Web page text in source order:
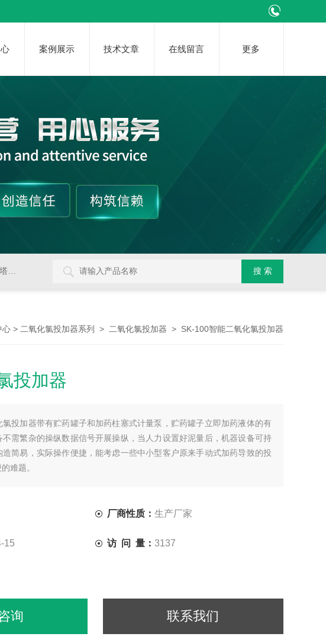
案例展示 技术文章 在线留言 更多
备
心 > 二氧化氯投加器系列 > 二氧化氯投加器 > SK-100智能二氧化氯投加器
投加器
氯投加器带有贮药罐子和加药柱塞式计量泵，贮药罐子立即加药液体的有
需繁杂的操纵数据信号开展操纵，当人力设置好泥量后，机器设备可持
简易，实际操作便捷，能考虑一些中小型客户原来手动式加药导致的投
难题。
厂商性质： 生产厂家
15 访 问 量： 3137
询 联系我们